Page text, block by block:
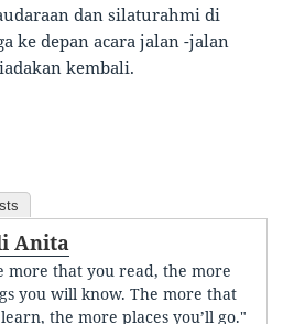
dan silaturahmi di
ke depan acara jalan -jalan
kembali.
Anita
more that you read, the more
you will know. The more that
the more places you’ll go."